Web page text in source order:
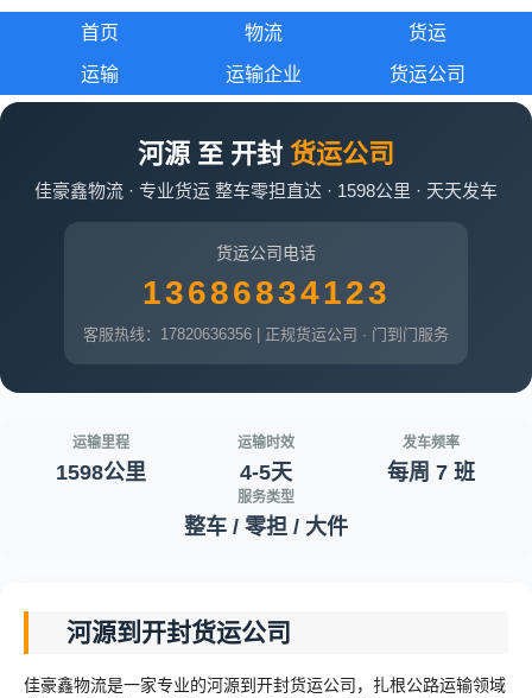
首页 物流 货运
运输 运输企业 货运公司
河源 至 开封 货运公司
佳豪鑫物流 · 专业货运 整车零担直达 · 1598公里 · 天天发车
货运公司电话
13686834123
客服热线：17820636356 | 正规货运公司 · 门到门服务
运输里程
1598公里
运输时效
4-5天
发车频率
每周 7 班
服务类型
整车 / 零担 / 大件
河源到开封货运公司
佳豪鑫物流是一家专业的河源到开封货运公司，扎根公路运输领域